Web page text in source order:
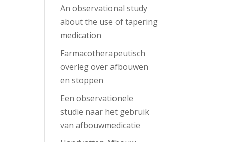
An observational study
about the use of tapering
medication
Farmacotherapeutisch
overleg over afbouwen
en stoppen
Een observationele
studie naar het gebruik
van afbouwmedicatie